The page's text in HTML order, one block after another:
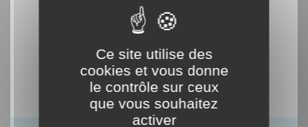
Ce site utilise des
cookies et vous donne
le contrôle sur ceux
que vous souhaitez
activer